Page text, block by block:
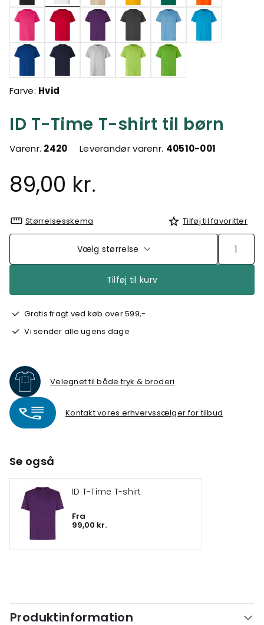
ID T-Time T-shirt til børn
Varenr. 2420 Leverandør varenr. 40510-001
89,00 kr.
valgte
Farve: Hvid
Størrelsesskema Tilføj til favoritter
Vælg størrelse
Tilføj til kurv
Gratis fragt ved køb over 599,-
Vi sender alle ugens dage
Velegnet til både tryk & broderi
Kontakt vores erhvervssælger for tilbud
Se også
ID T-Time T-shirt
Fra
99,00 kr.
Produktinformation